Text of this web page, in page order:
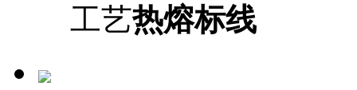
工艺热熔标线